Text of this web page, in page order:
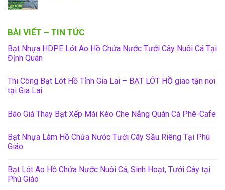
BÀI VIẾT – TIN TỨC
Bạt Nhựa HDPE Lót Ao Hồ Chứa Nước Tưới Cây Nuôi Cá Tại
Định Quán
Thi Công Bạt Lót Hồ Tỉnh Gia Lai – BẠT LÓT HỒ giao tận nơi
tại Gia Lai
Báo Giá Thay Bạt Xếp Mái Kéo Che Nắng Quán Cà Phê-Cafe
Bạt Nhựa Làm Hồ Chứa Nước Tưới Cây Sầu Riêng Tại Phú
Giáo
Bạt Lót Ao Hồ Chứa Nước Nuôi Cá, Sinh Hoạt, Tưới Cây tại
Phú Giáo